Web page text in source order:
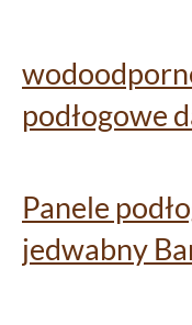
podłogowe
Panele
jedwabny